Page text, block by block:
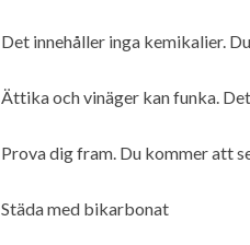
Det innehåller inga kemikalier.
Ättika och vinäger kan funka.
Prova dig fram. Du kommer att
Städa med bikarbonat